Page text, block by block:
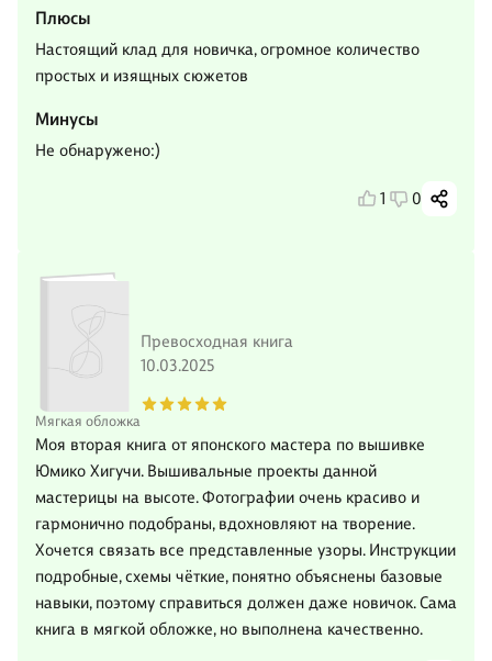
Плюсы
Настоящий клад для новичка, огромное количество
простых и изящных сюжетов
Минусы
Не обнаружено:)
1 0
Мягкая обложка
Превосходная книга
10.03.2025
Моя вторая книга от японского мастера по вышивке
Юмико Хигучи. Вышивальные проекты данной
мастерицы на высоте. Фотографии очень красиво и
гармонично подобраны, вдохновляют на творение.
Хочется связать все представленные узоры. Инструкции
подробные, схемы чёткие, понятно объяснены базовые
навыки, поэтому справиться должен даже новичок. Сама
книга в мягкой обложке, но выполнена качественно.